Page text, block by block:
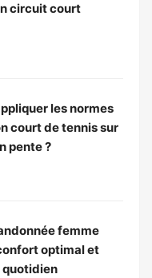
circuit court
les normes
court de tennis sur
pente ?
femme
optimal et